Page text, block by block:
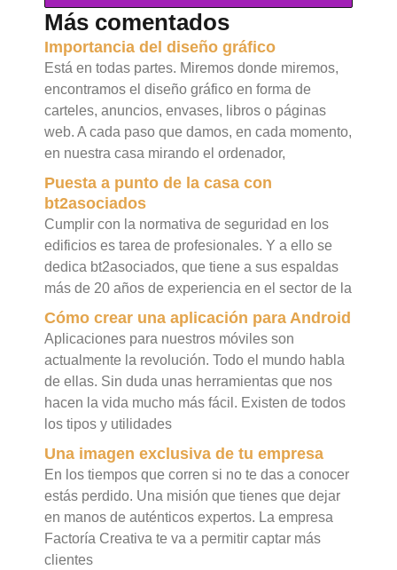
Más comentados
Importancia del diseño gráfico
Está en todas partes. Miremos donde miremos,
encontramos el diseño gráfico en forma de
carteles, anuncios, envases, libros o páginas
web. A cada paso que damos, en cada momento,
en nuestra casa mirando el ordenador,
Puesta a punto de la casa con
bt2asociados
Cumplir con la normativa de seguridad en los
edificios es tarea de profesionales. Y a ello se
dedica bt2asociados, que tiene a sus espaldas
más de 20 años de experiencia en el sector de la
Cómo crear una aplicación para Android
Aplicaciones para nuestros móviles son
actualmente la revolución. Todo el mundo habla
de ellas. Sin duda unas herramientas que nos
hacen la vida mucho más fácil. Existen de todos
los tipos y utilidades
Una imagen exclusiva de tu empresa
En los tiempos que corren si no te das a conocer
estás perdido. Una misión que tienes que dejar
en manos de auténticos expertos. La empresa
Factoría Creativa te va a permitir captar más
clientes